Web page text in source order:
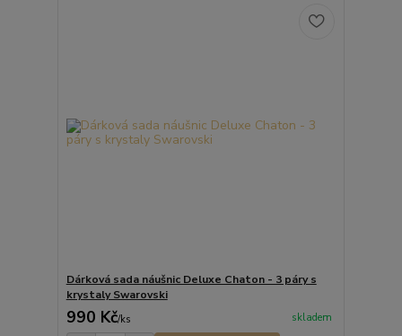
Dárková sada náušnic Deluxe Chaton - 3 páry s
krystaly Swarovski
990 Kč/ks skladem